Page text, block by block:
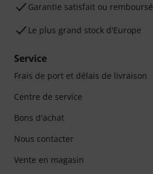
Garantie satisfait ou remboursé
Le plus grand stock d'Europe
Service
Frais de port et délais de livraison
Centre de service
Bons d'achat
Nous contacter
Vente en magasin